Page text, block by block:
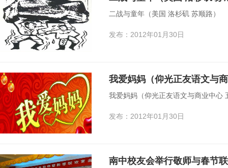
二战与童年（美国 洛杉矶 苏顺路）
发布：2012年01月30日
我爱妈妈（仰光正友语文与
我爱妈妈（仰光正友语文与商业中心
发布：2012年01月30日
南中校友会举行敬师与春节